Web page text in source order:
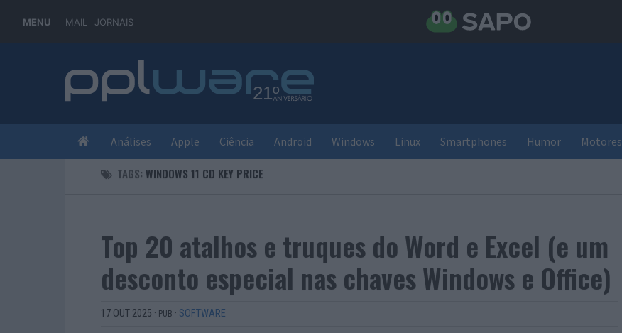
MENU MAIL JORNAIS
Análises Apple Ciência Android Windows Linux Smartphones Humor Motores
TAGS: WINDOWS 11 CD KEY PRICE
Top 20 atalhos e truques do Word e Excel (e um
desconto especial nas chaves Windows e Office)
17 OUT 2025 · PUB · SOFTWARE